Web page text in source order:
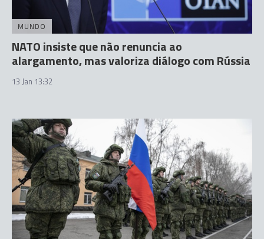
MUNDO
NATO insiste que não renuncia ao
alargamento, mas valoriza diálogo com Rússia
13 Jan 13:32